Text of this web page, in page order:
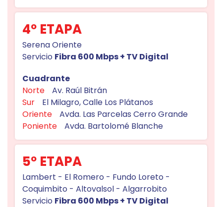
4º ETAPA
Serena Oriente
Servicio Fibra 600 Mbps + TV Digital
Cuadrante
Norte
Av. Raúl Bitrán
Sur
El Milagro, Calle Los Plátanos
Oriente
Avda. Las Parcelas Cerro Grande
Poniente
Avda. Bartolomé Blanche
5º ETAPA
Lambert - El Romero - Fundo Loreto -
Coquimbito - Altovalsol - Algarrobito
Servicio Fibra 600 Mbps + TV Digital